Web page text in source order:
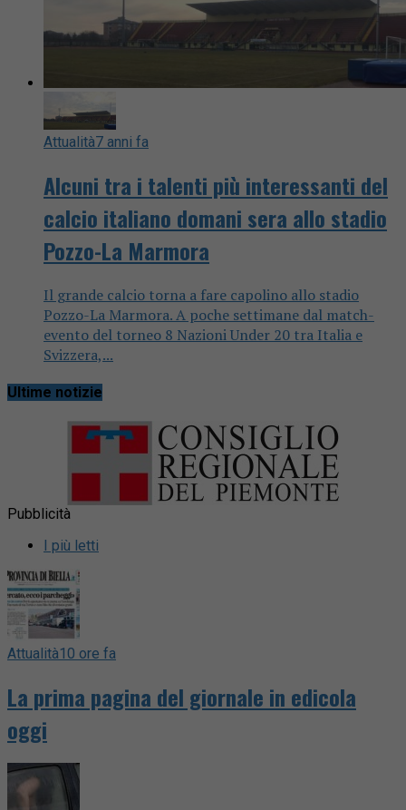
Attualità7 anni fa
Alcuni tra i talenti più interessanti del
calcio italiano domani sera allo stadio
Pozzo-La Marmora
Il grande calcio torna a fare capolino allo stadio
Pozzo-La Marmora. A poche settimane dal match-
evento del torneo 8 Nazioni Under 20 tra Italia e
Svizzera,...
Ultime notizie
Pubblicità
I più letti
Attualità10 ore fa
La prima pagina del giornale in edicola
oggi